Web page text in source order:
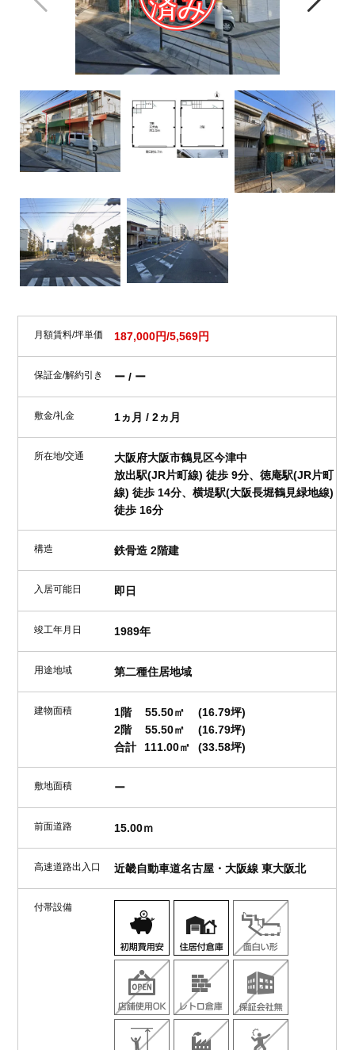
月額賃料/坪単価 187,000円/5,569円
保証金/解約引き ー / ー
敷金/礼金 1ヵ月 / 2ヵ月
所在地/交通
大阪府大阪市鶴見区今津中
放出駅(JR片町線) 徒歩 9分、徳庵駅(JR片町
線) 徒歩 14分、横堤駅(大阪長堀鶴見緑地線)
徒歩 16分
構造 鉄骨造 2階建
入居可能日 即日
竣工年月日 1989年
用途地域 第二種住居地域
建物面積 1階 55.50㎡
(16.79坪)
2階
55.50㎡
(16.79坪)
合計
111.00㎡ (33.58坪)
敷地面積 ー
前面道路 15.00ｍ
高速道路出入口 近畿自動車道名古屋・大阪線 東大阪北
付帯設備